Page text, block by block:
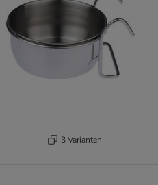
3 Varianten